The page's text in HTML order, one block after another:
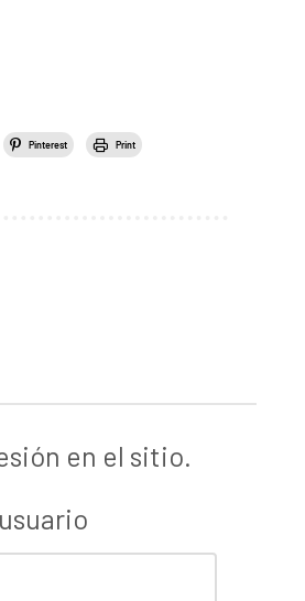
Pinterest Print
en el sitio.